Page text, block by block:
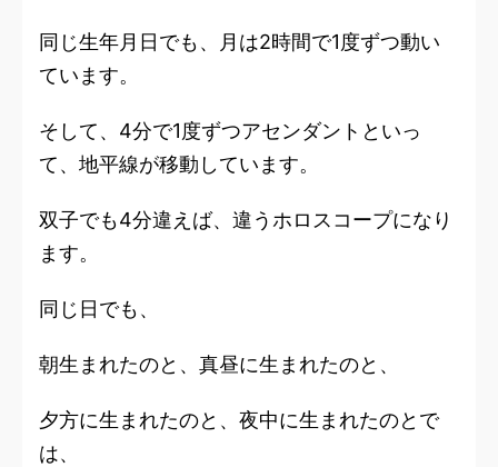
同じ生年月日でも、月は2時間で1度ずつ動い
ています。
そして、4分で1度ずつアセンダントといっ
て、地平線が移動しています。
双子でも4分違えば、違うホロスコープになり
ます。
同じ日でも、
朝生まれたのと、真昼に生まれたのと、
夕方に生まれたのと、夜中に生まれたのとで
は、